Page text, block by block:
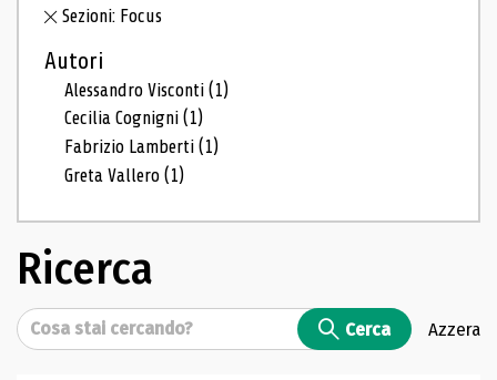
Sezioni: Focus
Autori
Alessandro Visconti(1)
Cecilia Cognigni(1)
Fabrizio Lamberti(1)
Greta Vallero(1)
Ricerca
Cerca Cerca Azzera